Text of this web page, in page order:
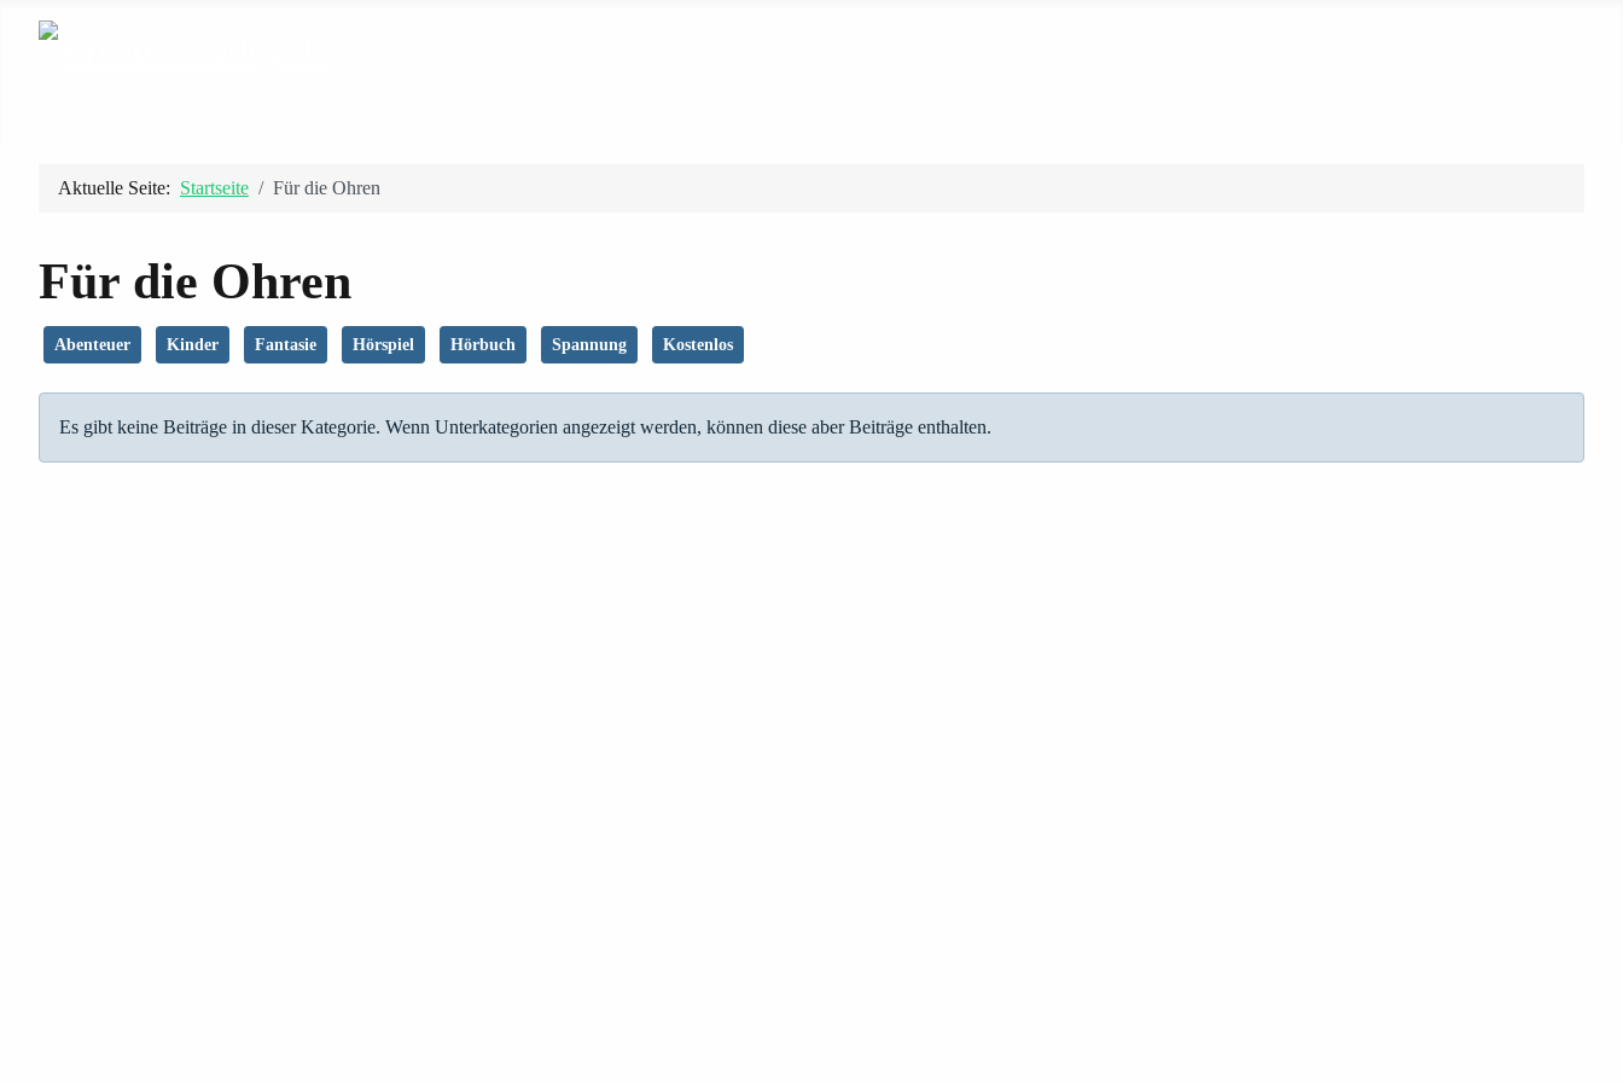
Aktuelle Seite: Startseite Für die Ohren
Für die Ohren
Abenteuer Kinder Fantasie Hörspiel Hörbuch Spannung Kostenlos
Information
Es gibt keine Beiträge in dieser Kategorie. Wenn Unterkategorien angezeigt werden, können diese aber Beiträge enthalten.